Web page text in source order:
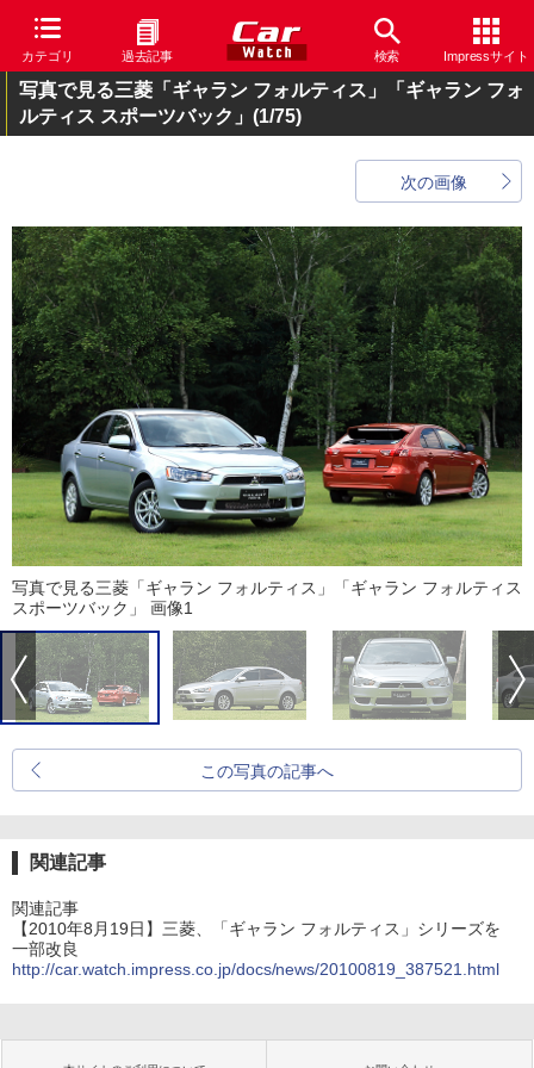
カテゴリ 過去記事 検索 Impressサイト
写真で見る三菱「ギャラン フォルティス」「ギャラン フォ
ルティス スポーツバック」 (1/75)
次の画像
写真で見る三菱「ギャラン フォルティス」「ギャラン フォルティス
スポーツバック」 画像1
この写真の記事へ
関連記事
関連記事
【2010年8月19日】三菱、「ギャラン フォルティス」シリーズを
一部改良
http://car.watch.impress.co.jp/docs/news/20100819_387521.html